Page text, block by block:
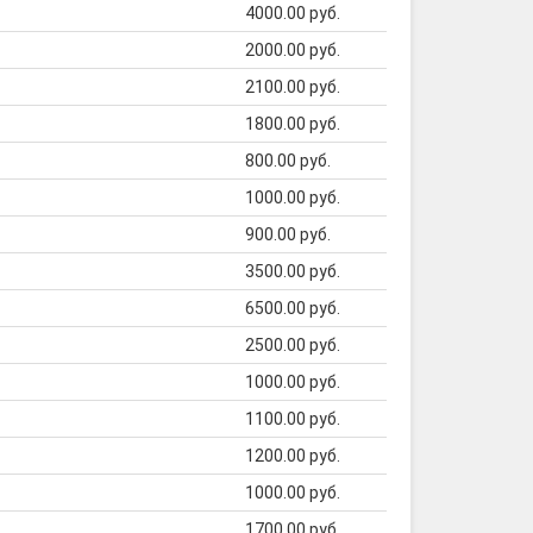
4000.00 руб.
2000.00 руб.
2100.00 руб.
1800.00 руб.
800.00 руб.
1000.00 руб.
900.00 руб.
3500.00 руб.
6500.00 руб.
2500.00 руб.
1000.00 руб.
1100.00 руб.
1200.00 руб.
1000.00 руб.